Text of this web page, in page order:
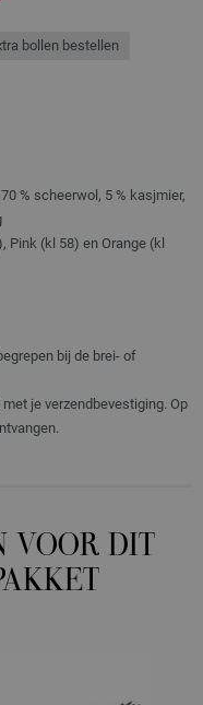
bollen bestellen
% scheerwol, 5 % kasjmier,
Pink (kl 58) en Orange (kl
bij de brei- of
je verzendbevestiging. Op
VOOR DIT